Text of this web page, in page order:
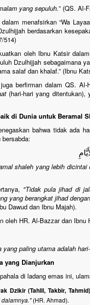
yang sepuluh.” (QS. Al-
menafsirkan “Wa
berdasarkan
514)
oleh Ibnu Katsir
Dzulhijjah sebagaimana
salaf dan khalaf.” (Ibnu
berfirman dalam QS.
(hari-hari yang
di Dunia untuk Beramal
shaleh yang lebih
"Tidak pula jihad di
yang berangkat jihad
Dawud dan Ibnu Majah).
yang paling utama adalah
yang Dianjurkan
di ladang emas ini,
Dzikir (Tahlil, Takbir,
(HR. Ahmad).